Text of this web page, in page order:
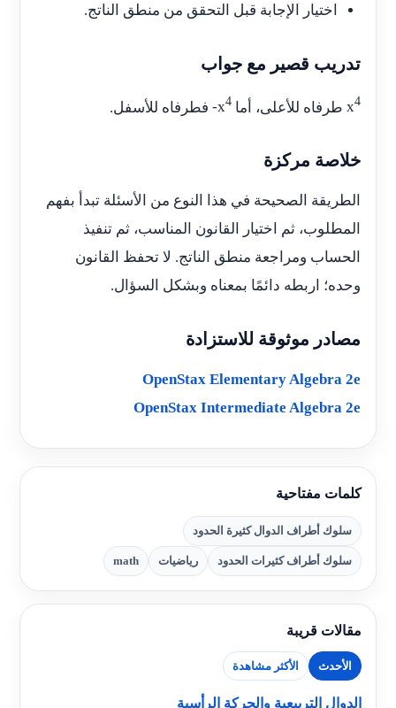
اختيار الإجابة قبل التحقق من منطق الناتج.
تدريب قصير مع جواب
x4 طرفاه للأعلى، أما -x4 فطرفاه للأسفل.
خلاصة مركزة
الطريقة الصحيحة في هذا النوع من الأسئلة تبدأ بفهم
المطلوب، ثم اختيار القانون المناسب، ثم تنفيذ
الحساب ومراجعة منطق الناتج. لا تحفظ القانون
وحده؛ اربطه دائمًا بمعناه وبشكل السؤال.
مصادر موثوقة للاستزادة
OpenStax Elementary Algebra 2e
OpenStax Intermediate Algebra 2e
كلمات مفتاحية
سلوك أطراف الدوال كثيرة الحدود
سلوك أطراف كثيرات الحدود رياضيات math
مقالات قريبة
الأحدث الأكثر مشاهدة
الدوال التربيعية والحركة الرأسية